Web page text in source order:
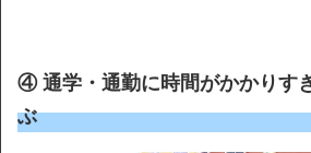
④ 通学・通勤に時間がかかりす
ぶ